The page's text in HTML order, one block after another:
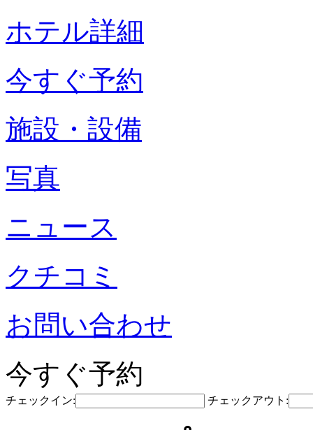
ホテル詳細
今すぐ予約
施設・設備
写真
ニュース
クチコミ
お問い合わせ
今すぐ予約
チェックイン: チェックアウト: